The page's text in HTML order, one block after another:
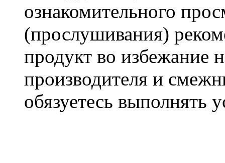
ознакомительного
(прослушивания)
продукт во избежание
производителя и
обязуетесь выполнять